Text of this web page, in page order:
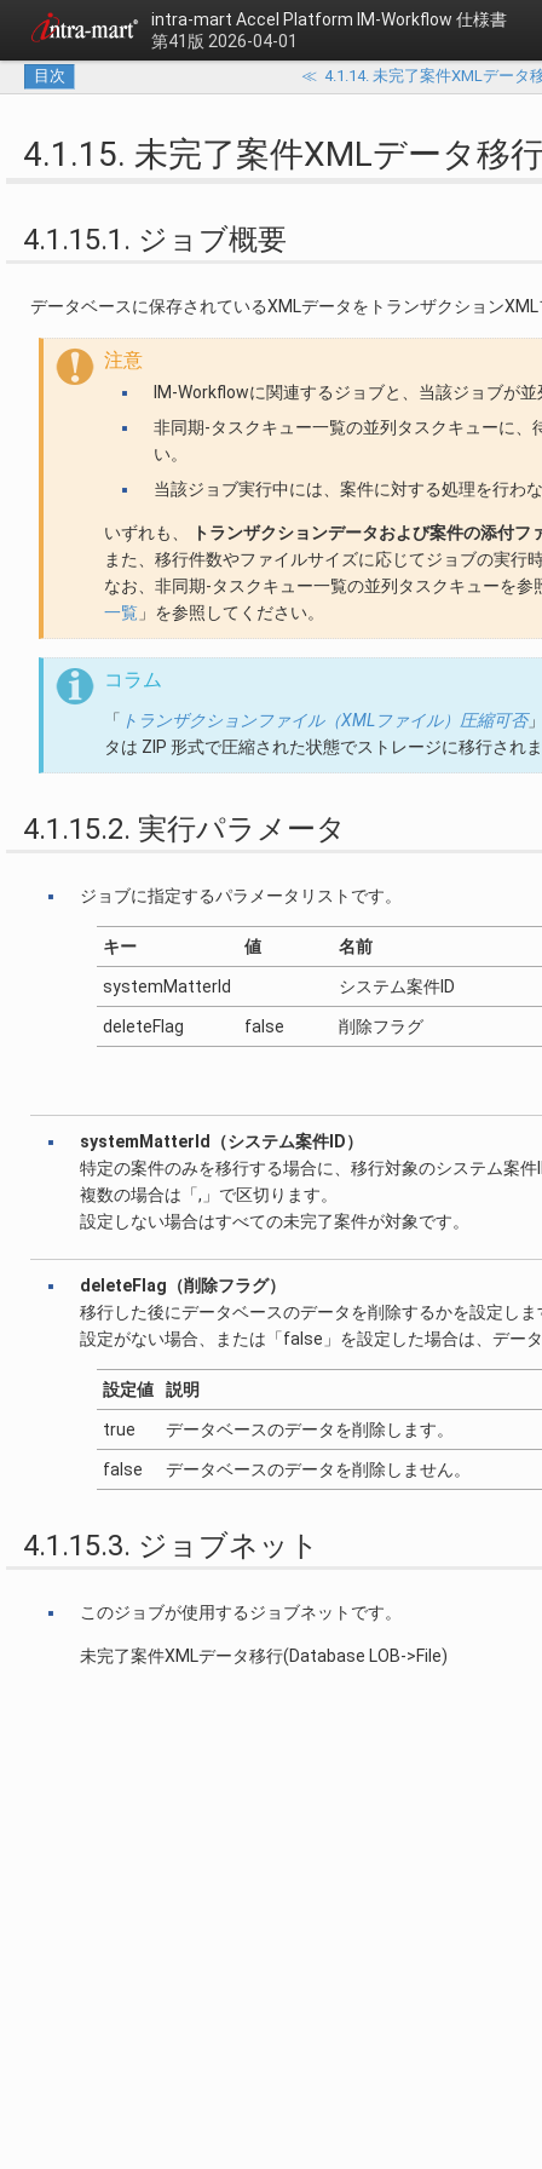
intra-mart Accel Platform IM-Workflow 仕様書
第41版 2026-04-01
目次 ≪ 4.1.14. 未完了案件XMLデータ
4.1.15. 未完了案件XMLデータ移
4.1.15.1. ジョブ概要
データベースに保存されているXMLデータをトランザクション
注意
IM-Workflowに関連するジョブと、当該ジョブが
非同期-タスクキュー一覧の並列タスクキューに
い。
当該ジョブ実行中には、案件に対する処理を行わ
いずれも、
トランザクションデータおよび案件の添付フ
また、移行件数やファイルサイズに応じてジョブの実行
なお、非同期-タスクキュー一覧の並列タスクキューを参
一覧 」を参照してください。
コラム
「 トランザクションファイル（XMLファイル）圧縮可否
タは ZIP 形式で圧縮された状態でストレージに移行され
4.1.15.2. 実行パラメータ
ジョブに指定するパラメータリストです。
キー 値 名前
systemMatterId システム案件ID
deleteFlag false 削除フラグ
systemMatterId（システム案件ID）
特定の案件のみを移行する場合に、移行対象のシステム案件
複数の場合は「,」で区切ります。
設定しない場合はすべての未完了案件が対象です。
deleteFlag（削除フラグ）
移行した後にデータベースのデータを削除するかを設定しま
設定がない場合、または「false」を設定した場合は、デー
設定値 説明
true データベースのデータを削除します。
false データベースのデータを削除しません。
4.1.15.3. ジョブネット
このジョブが使用するジョブネットです。
未完了案件XMLデータ移行(Database LOB->File)